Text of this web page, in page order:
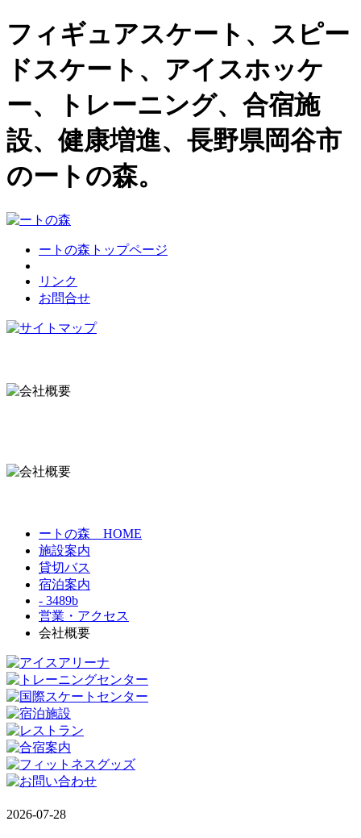
フィギュアスケート、スピー
ドスケート、アイスホッケ
ー、トレーニング、合宿施
設、健康増進、長野県岡谷市
のートの森。
ートの森トップページ
リンク
お問合せ
ートの森 HOME
施設案内
貸切バス
宿泊案内
- 3489b
営業・アクセス
会社概要
2026-07-28